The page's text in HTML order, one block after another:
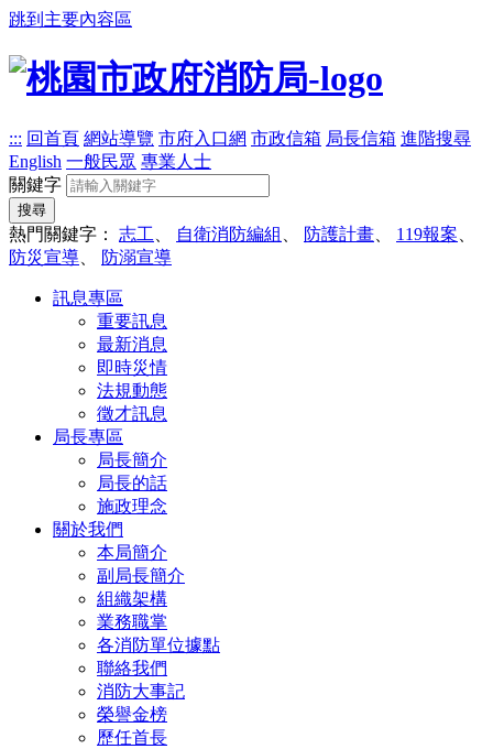
跳到主要內容區
::: 回首頁 網站導覽 市府入口網 市政信箱 局長信箱 進階搜尋
English 一般民眾 專業人士
關鍵字
搜尋
熱門關鍵字： 志工 自衛消防編組 防護計畫 119報案
防災宣導
防溺宣導
訊息專區
重要訊息
最新消息
即時災情
法規動態
徵才訊息
局長專區
局長簡介
局長的話
施政理念
關於我們
本局簡介
副局長簡介
組織架構
業務職掌
各消防單位據點
聯絡我們
消防大事記
榮譽金榜
歷任首長